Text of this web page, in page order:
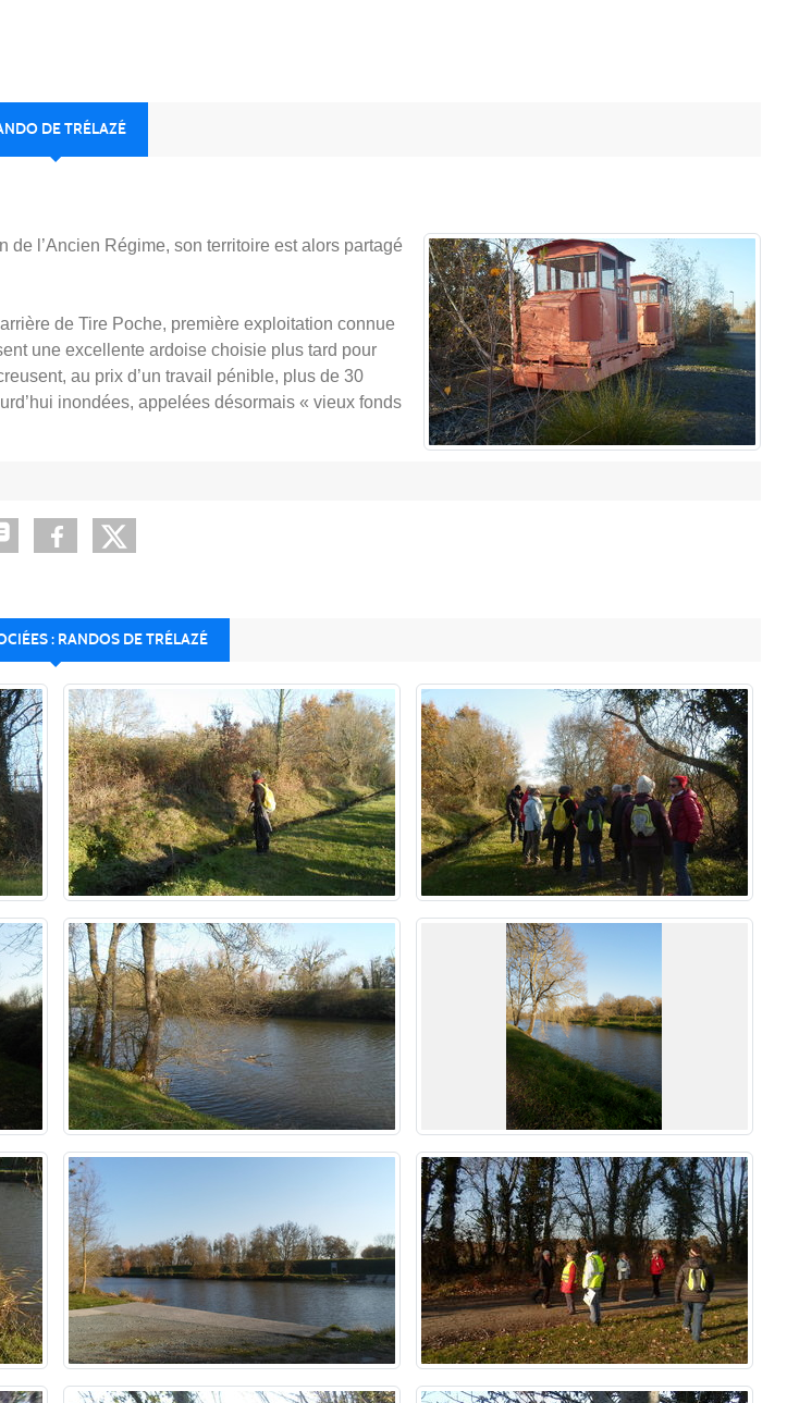
DE TRÉLAZÉ
l’Ancien Régime, son territoire est alors partagé
de Tire Poche, première exploitation connue
une excellente ardoise choisie plus tard pour
au prix d’un travail pénible, plus de 30
inondées, appelées désormais « vieux fonds
: RANDOS DE TRÉLAZÉ